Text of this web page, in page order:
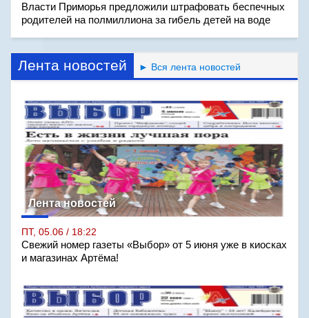
Власти Приморья предложили штрафовать беспечных
родителей на полмиллиона за гибель детей на воде
Лента новостей ► Вся лента новостей
Лента новостей
ПТ, 05.06 / 18:22
Свежий номер газеты «Выбор» от 5 июня уже в киосках
и магазинах Артёма!